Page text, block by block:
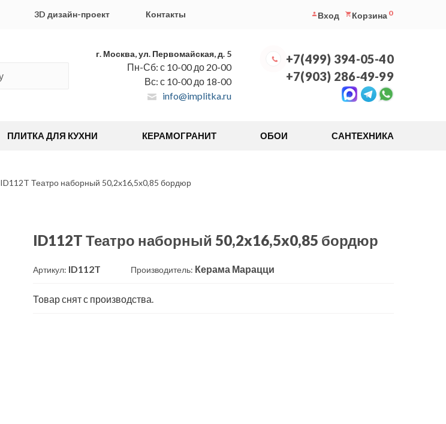
3D дизайн-проект Контакты Вход Корзина 0
г. Москва, ул. Первомайская, д. 5
Пн-Сб: с 10-00 до 20-00
Вс: с 10-00 до 18-00
info@implitka.ru
+7(499) 394-05-40
+7(903) 286-49-99
ПЛИТКА ДЛЯ КУХНИ КЕРАМОГРАНИТ ОБОИ САНТЕХНИКА
ID112T Театро наборный 50,2x16,5x0,85 бордюр
ID112T Театро наборный 50,2x16,5x0,85 бордюр
Артикул: ID112T Производитель: Керама Марацци
Товар снят с производства.